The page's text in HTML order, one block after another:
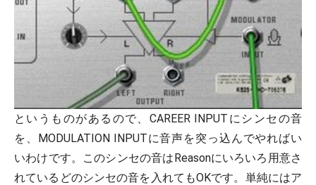
というものがあるので、CAREER INPUTにシンセの音
を、MODULATION INPUTに音声を突っ込んでやればい
いわけです。このシンセの音はReasonにいろいろ用意さ
れているどのシンセの音を入れてもOKです。単純にはア